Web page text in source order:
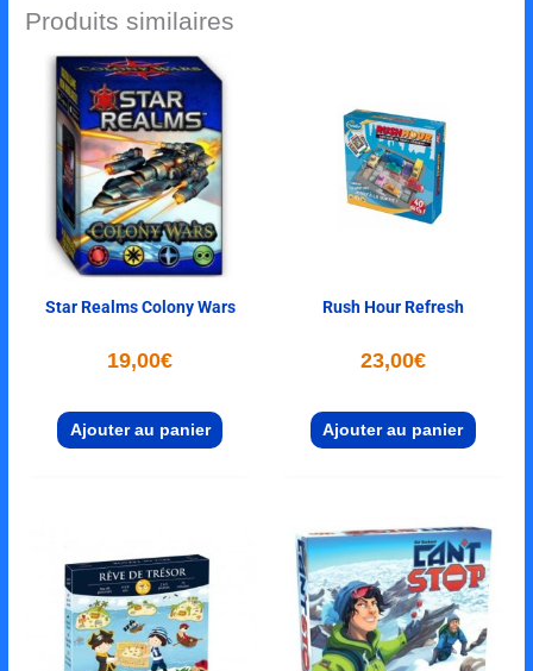
Produits similaires
Star Realms Colony Wars
19,00€
Ajouter au panier
Rush Hour Refresh
23,00€
Ajouter au panier